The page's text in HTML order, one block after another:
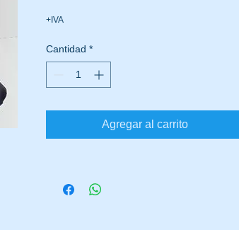
+IVA
Cantidad *
Agregar al carrito